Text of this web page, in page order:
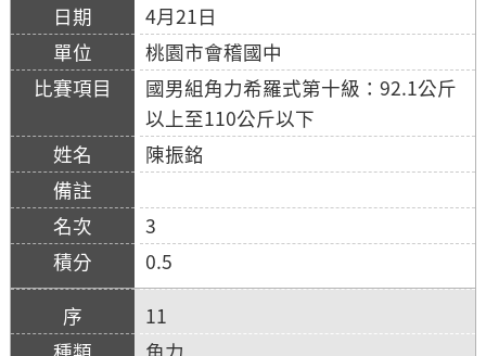
4月21日
桃園市會稽國中
國男組角力希羅式第十級：92.1公斤
以上至110公斤以下
陳振銘
3
0.5
11
角力